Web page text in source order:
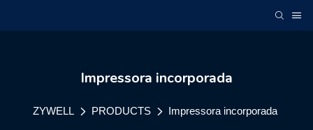
Impressora incorporada
ZYWELL PRODUCTS Impressora incorporada